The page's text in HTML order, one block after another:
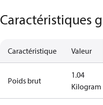
Caractéristiques
Caractéristique Valeur
Poids brut
1.04
Kilogram